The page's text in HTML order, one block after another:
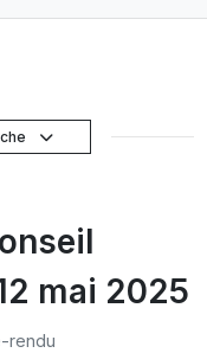
mai 2025
rendu